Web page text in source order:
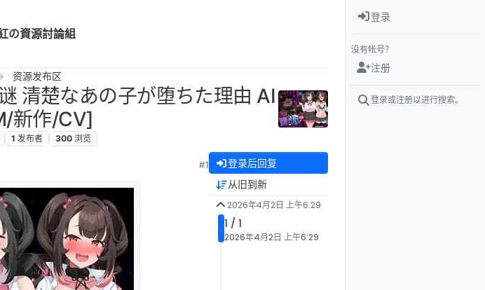
の資源討論組
资源发布区
清楚なあの子が堕ちた理由 AI
新作/CV]
1 发布者 300 浏览
#1 登录后回复
从旧到新
2026年4月2日 上午6:29
1 / 1
2026年4月2日 上午6:29
登录
没有帐号？
注册
登录或注册以进行搜索。